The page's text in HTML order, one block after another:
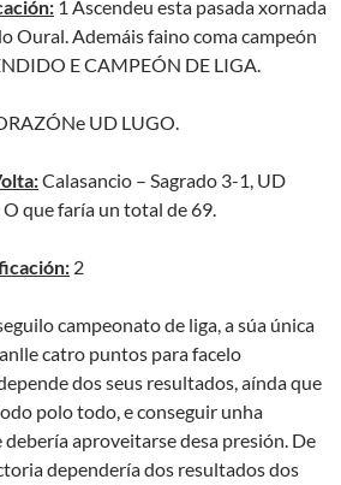
1 Ascendeu esta pasada xornada
Oural. Ademáis faino coma campeón
E CAMPEÓN DE LIGA.
UD LUGO.
Calasancio – Sagrado 3-1, UD
que faría un total de 69.
2
campeonato de liga, a súa única
catro puntos para facelo
dos seus resultados, aínda que
polo todo, e conseguir unha
aproveitarse desa presión. De
dependería dos resultados dos